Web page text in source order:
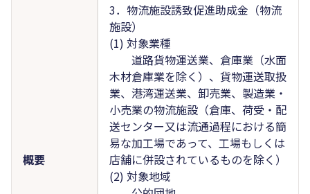
概要
3．物流施設誘致促進助成金（物流
施設）
(1) 対象業種
道路貨物運送業、倉庫業（水面
木材倉庫業を除く）、貨物運送取扱
業、港湾運送業、卸売業、製造業・
小売業の物流施設（倉庫、荷受・配
送センター又は流通過程における簡
易な加工場であって、工場もしくは
店舗に併設されているものを除く）
(2) 対象地域